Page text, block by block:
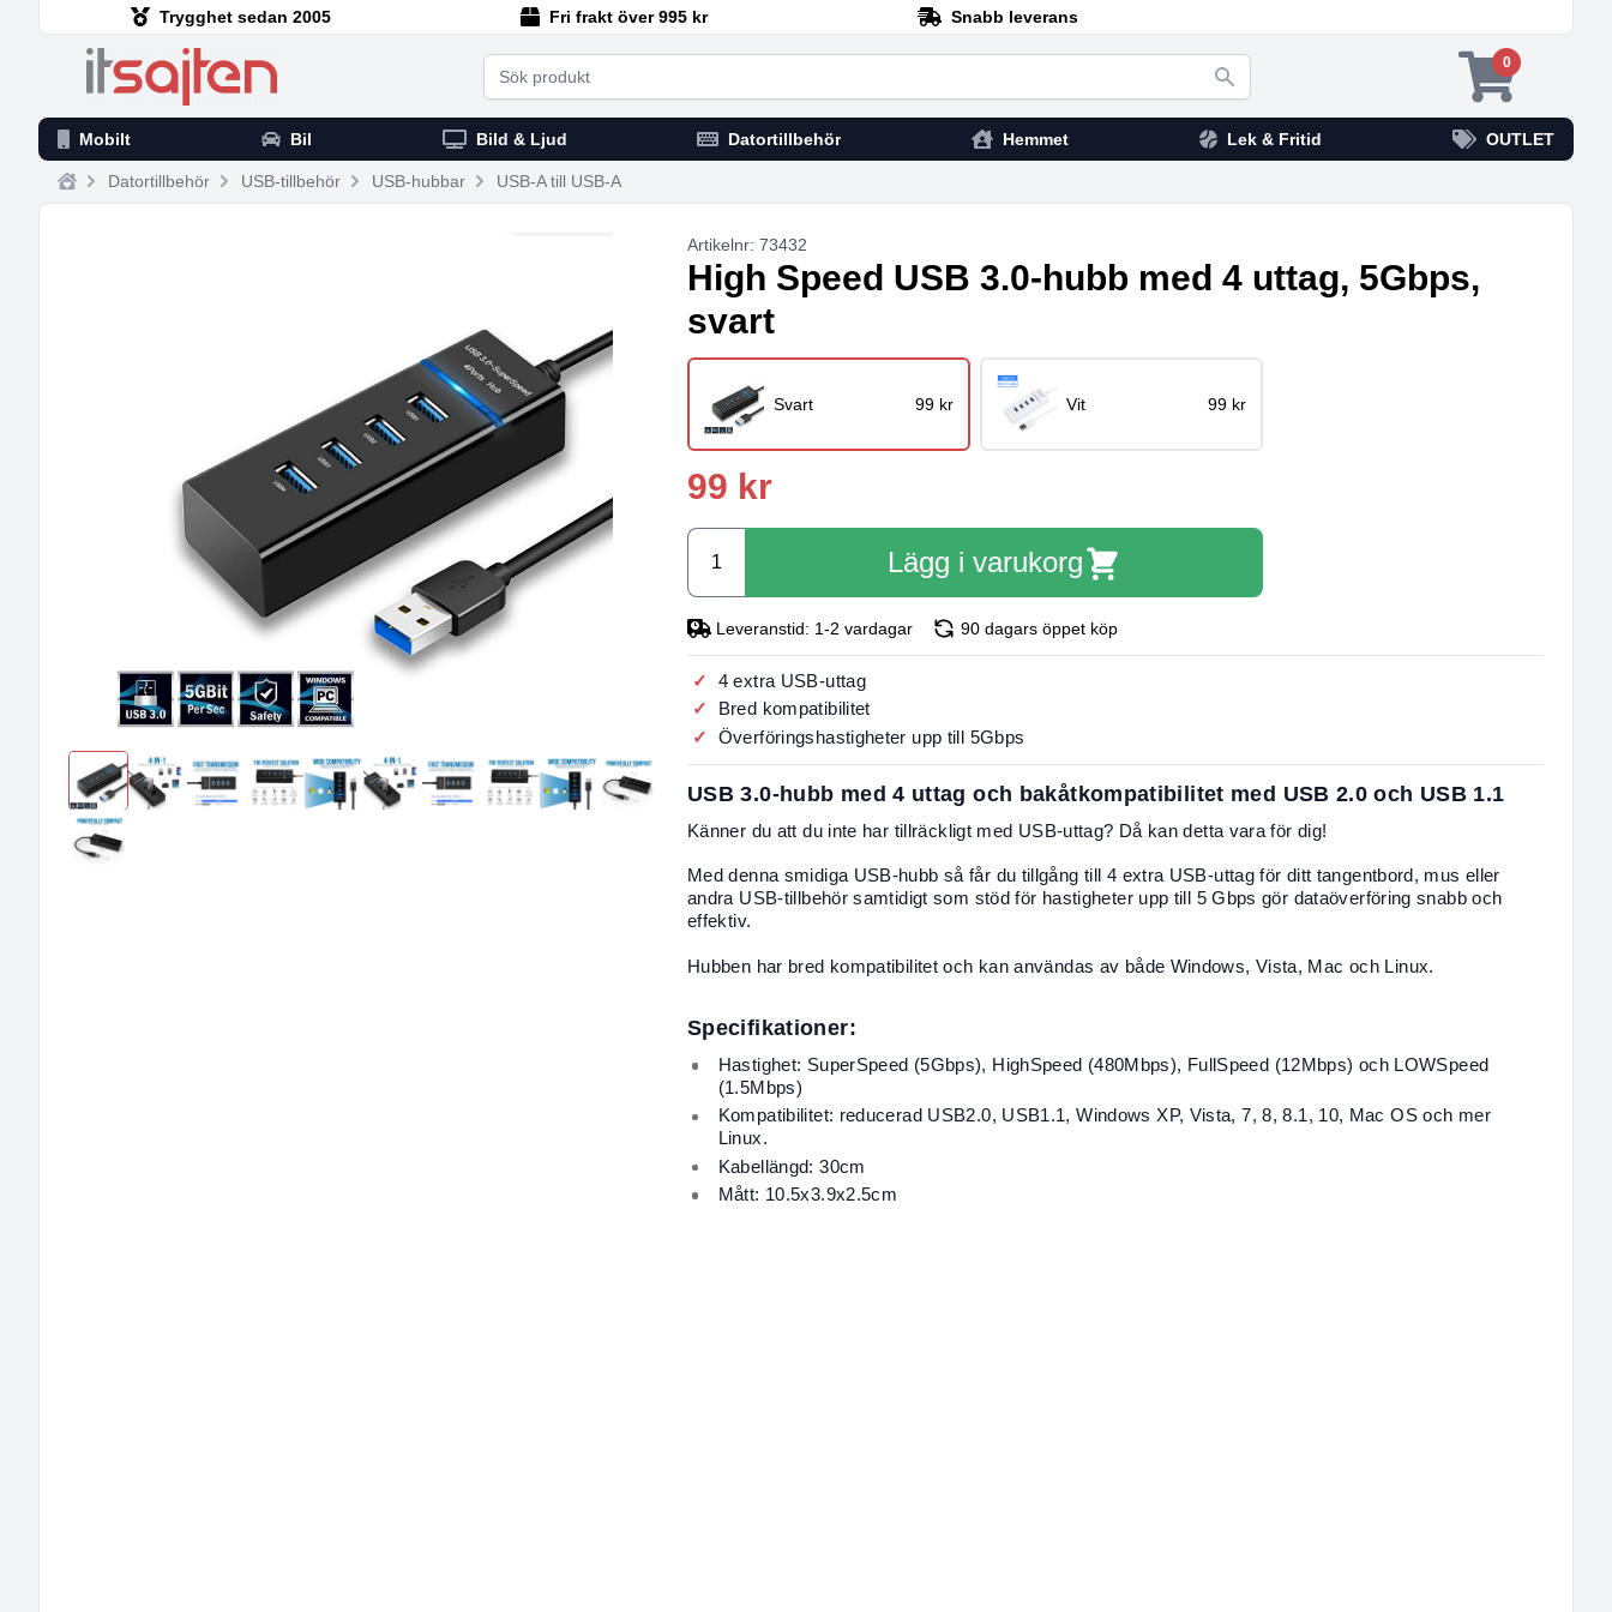
Trygghet sedan 2005 Fri frakt över 995 kr Snabb leverans
Search 0
Mobilt Bil Bild & Ljud Datortillbehör Hemmet Lek & Fritid OUTLET
Home
Datortillbehör USB-tillbehör USB-hubbar USB-A till USB-A
Svart 99 kr Vit 99 kr
Artikelnr: 73432
High Speed USB 3.0‑hubb med 4 uttag, 5Gbps,
svart
99 kr
Lägg i varukorg
Leveranstid: 1-2 vardagar 90 dagars öppet köp
4 extra USB-uttag
Bred kompatibilitet
Överföringshastigheter upp till 5Gbps
USB 3.0-hubb med 4 uttag och bakåtkompatibilitet med USB 2.0 och USB 1.1
Känner du att du inte har tillräckligt med USB-uttag? Då kan detta vara för dig!
Med denna smidiga USB-hubb så får du tillgång till 4 extra USB-uttag för ditt tangentbord, mus eller
andra USB-tillbehör samtidigt som stöd för hastigheter upp till 5 Gbps gör dataöverföring snabb och
effektiv.
Hubben har bred kompatibilitet och kan användas av både Windows, Vista, Mac och Linux.
Specifikationer:
Hastighet: SuperSpeed ​​​​(5Gbps), HighSpeed ​​​​(480Mbps), FullSpeed ​​​​(12Mbps) och LOWSpeed ​​​​
(1.5Mbps)
Kompatibilitet: reducerad USB2.0, USB1.1, Windows XP, Vista, 7, 8, 8.1, 10, Mac OS och mer
Linux.
Kabellängd: 30cm
Mått: 10.5x3.9x2.5cm